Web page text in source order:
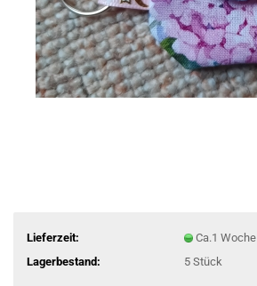
Lieferzeit: Ca.1 Woche
Lagerbestand: 5 Stück